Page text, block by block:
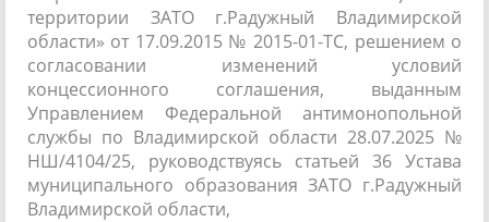
территории ЗАТО г.Радужный Владимирской
области» от 17.09.2015 № 2015-01-ТС, решением о
согласовании изменений условий
концессионного соглашения, выданным
Управлением Федеральной антимонопольной
службы по Владимирской области 28.07.2025 №
НШ/4104/25, руководствуясь статьей 36 Устава
муниципального образования ЗАТО г.Радужный
Владимирской области,